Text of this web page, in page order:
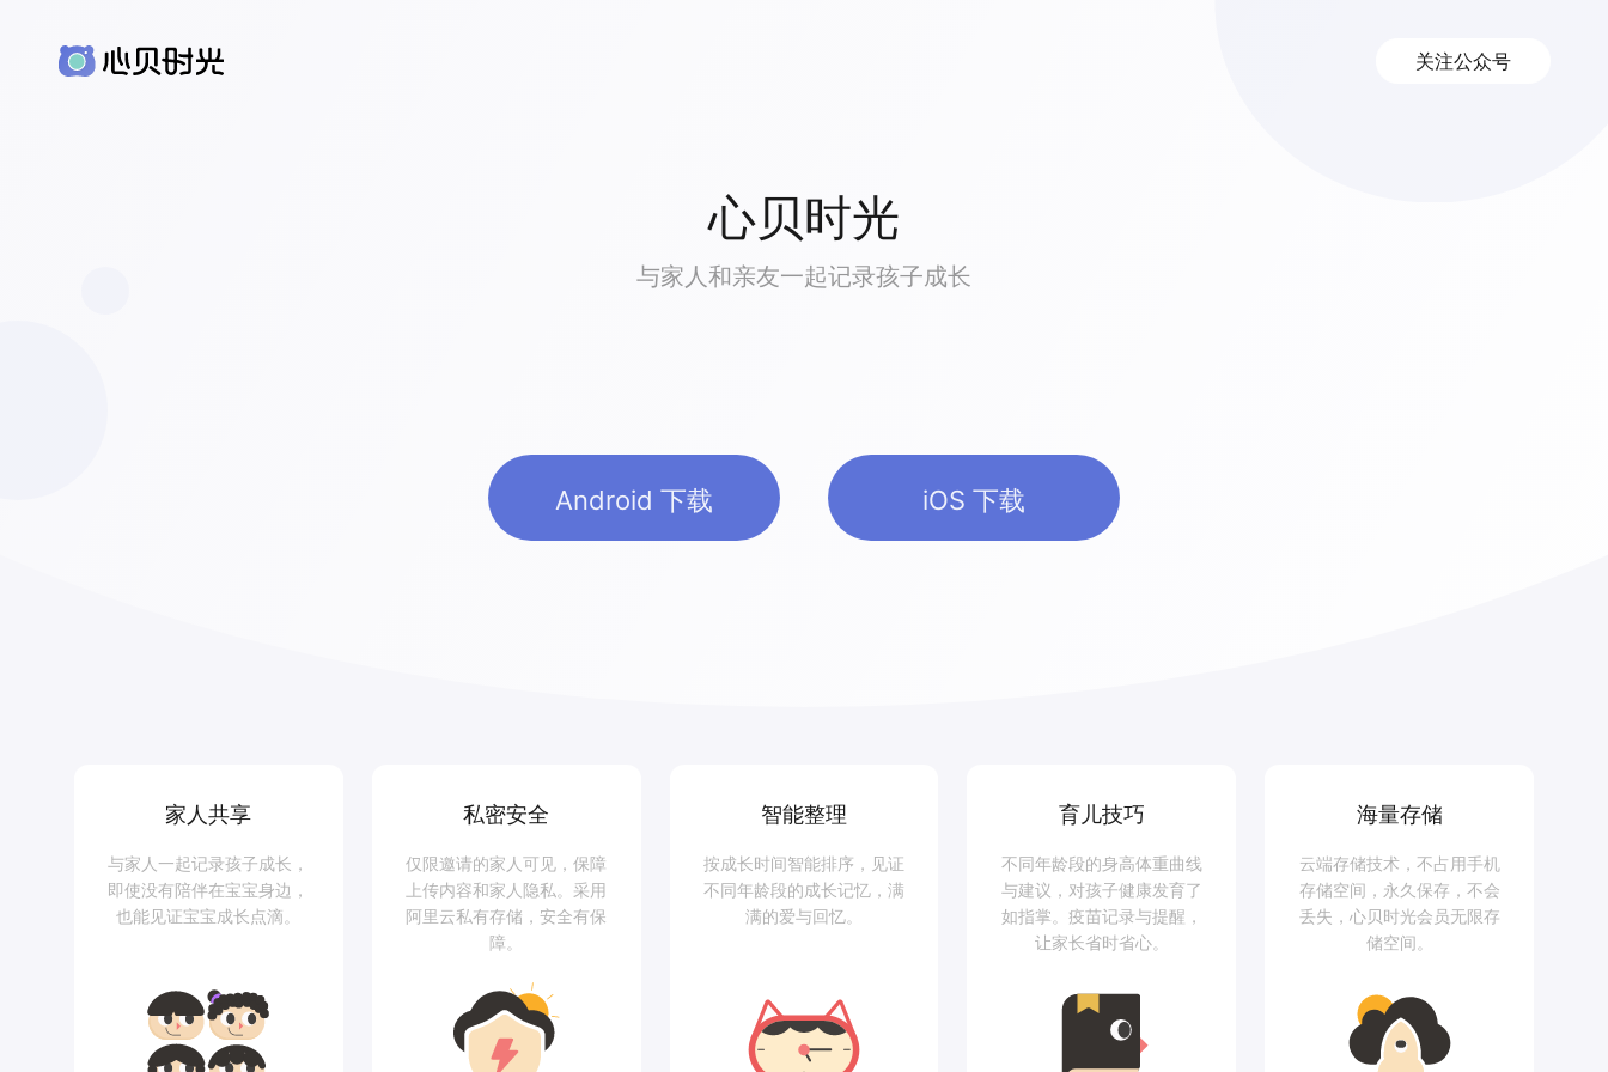
关注公众号
心贝时光
与家人和亲友一起记录孩子成长
Android 下载 iOS 下载
家人共享
与家人一起记录孩子成长，
即使没有陪伴在宝宝身边，
也能见证宝宝成长点滴。
私密安全
仅限邀请的家人可见，保障
上传内容和家人隐私。采用
阿里云私有存储，安全有保
障。
智能整理
按成长时间智能排序，见证
不同年龄段的成长记忆，满
满的爱与回忆。
育儿技巧
不同年龄段的身高体重曲线
与建议，对孩子健康发育了
如指掌。疫苗记录与提醒，
让家长省时省心。
海量存储
云端存储技术，不占用手机
存储空间，永久保存，不会
丢失，心贝时光会员无限存
储空间。